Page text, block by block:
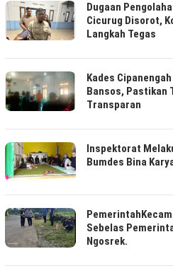
Dugaan
Cicurug Disorot,
Langkah Tegas
Kades
Bansos, Pastikan
Transparan
Inspektorat
Bumdes Bina
Sebelas
Ngosrek.